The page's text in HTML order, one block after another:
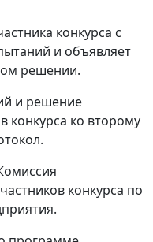
конкурса с
и объявляет
решении.
и решение
конкурса ко второму
конкурса по